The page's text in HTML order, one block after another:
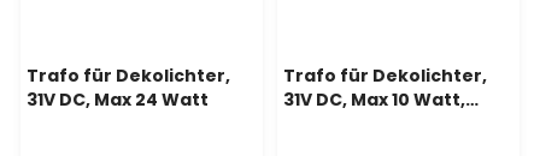
Trafo für Dekolichter,
31V DC, Max 24 Watt
Trafo für Dekolichter,
31V DC, Max 10 Watt,